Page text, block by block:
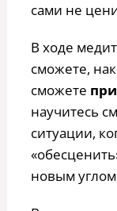
сами не
В ходе
сможете,
сможете
научитесь
ситуации,
новым